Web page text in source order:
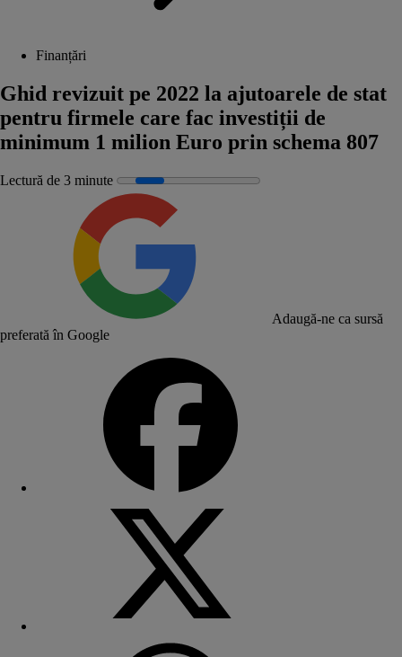
Finanțări
Ghid revizuit pe 2022 la ajutoarele de stat
pentru firmele care fac investiții de
minimum 1 milion Euro prin schema 807
Lectură de 3 minute
Adaugă-ne ca sursă
preferată în Google